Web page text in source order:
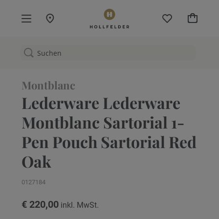
Mein
Montblanc
Lederware Lederware
Montblanc Sartorial 1-
Pen Pouch Sartorial Red
Oak
0127184
€ 220,00